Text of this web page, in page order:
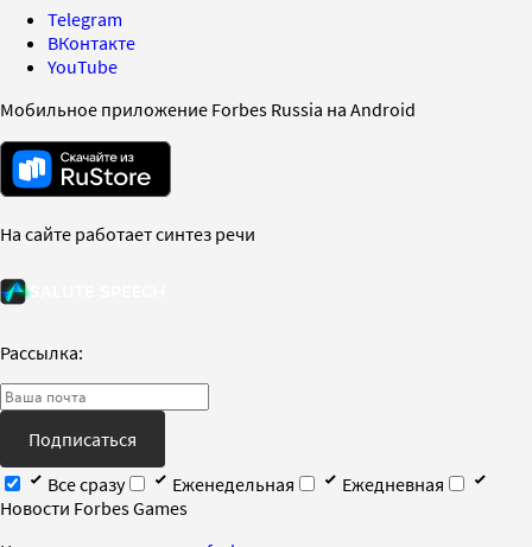
Telegram
ВКонтакте
YouTube
Мобильное приложение Forbes Russia на Android
На сайте работает синтез речи
Рассылка:
Подписаться
Все сразу
Еженедельная
Ежедневная
Новости Forbes Games